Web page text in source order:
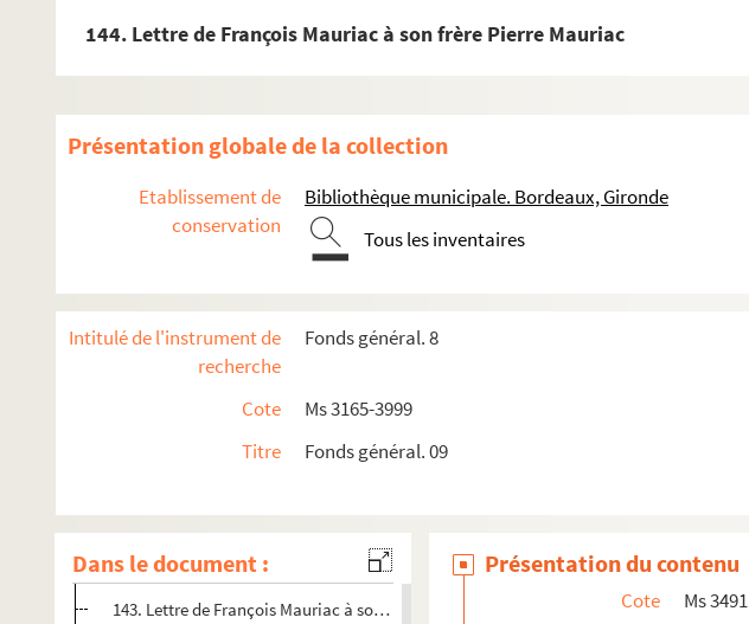
144. Lettre de François Mauriac à son frère Pierre Mauriac
Présentation globale de la collection
Etablissement de
conservation
Bibliothèque municipale. Bordeaux, Gironde
Tous les inventaires
Intitulé de l'instrument de
recherche
Fonds général. 8
Cote
Ms 3165-3999
Titre
Fonds général. 09
Dans le document :
127. Lettre de François Mauriac à son frère Pierre Mauriac
130. Lettre de François Mauriac à son frère Pierre Mauriac
132. Lettre de François Mauriac à son frère Pierre Mauriac
133. Lettre de François Mauriac à son frère Pierre Mauriac
135. Lettre de François Mauriac à son frère Pierre Mauriac
136. Lettre de François Mauriac à son frère Pierre Mauriac
139. Lettre de François Mauriac à son frère Pierre Mauriac
141. Lettre de François Mauriac à son frère Pierre Mauriac
142. Lettre de François Mauriac à son frère Pierre Mauriac
143. Lettre de François Mauriac à son frère Pierre Mauriac
Présentation du contenu
Cote
Ms 3491